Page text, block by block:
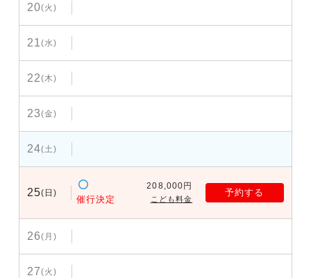
20(火)
21(水)
22(木)
23(金)
24(土)
25(日)
催行決定
208,000円
こども料金
予約する
26(月)
27(火)